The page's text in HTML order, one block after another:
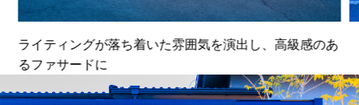
ライティングが落ち着いた雰囲気を演出し、高級感のあ
るファサードに